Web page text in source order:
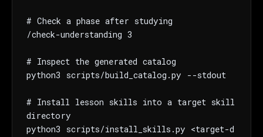
# Check a phase after studying
/check-understanding 3
# Inspect the generated catalog
python3 scripts/build_catalog.py --stdout
# Install lesson skills into a target skill
directory
python3 scripts/install_skills.py <target-d
THIS WEEK'S DIGEST
New agent skill drop
Rules & workflow pack
FREE NEWSLETTER